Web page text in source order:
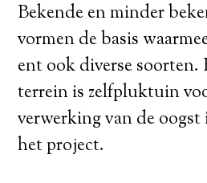
Bekende en minder
vormen de basis
ent ook diverse soorten.
terrein is zelfpluktuin
verwerking van de
het project.